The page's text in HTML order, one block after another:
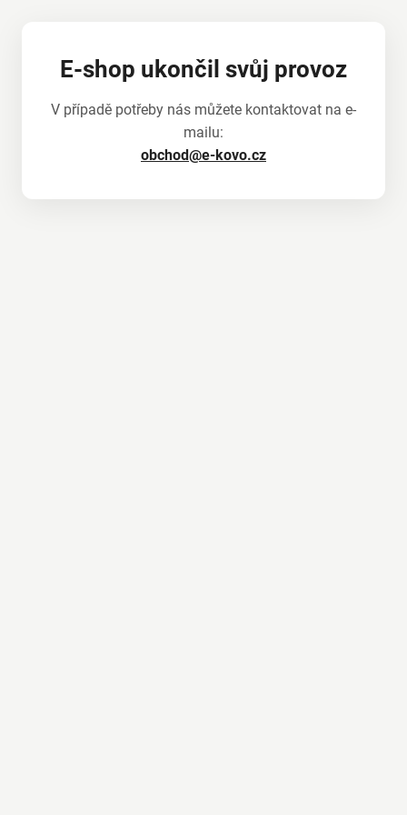
E-shop ukončil svůj provoz
V případě potřeby nás můžete kontaktovat na e-
mailu:
obchod@e-kovo.cz